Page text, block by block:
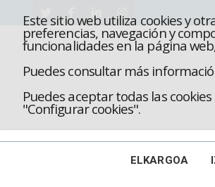
Este sitio web utiliza cookies y
preferencias, navegación y
funcionalidades en la página
Puedes consultar más
Puedes aceptar todas las
"Configurar cookies".
ELKARGOA